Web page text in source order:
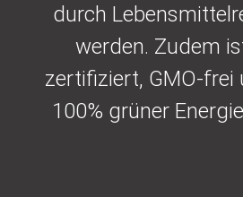
durch
werden. Zudem
zertifiziert, GMO-frei
100% grüner